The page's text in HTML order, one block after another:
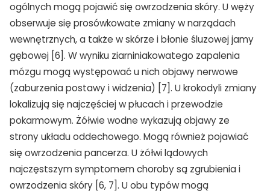
ogólnych mogą pojawić się owrzodzenia skóry. U węży
obserwuje się prosówkowate zmiany w narządach
wewnętrznych, a także w skórze i błonie śluzowej jamy
gębowej [6]. W wyniku ziarniniakowatego zapalenia
mózgu mogą występować u nich objawy nerwowe
(zaburzenia postawy i widzenia) [7]. U krokodyli zmiany
lokalizują się najczęściej w płucach i przewodzie
pokarmowym. Żółwie wodne wykazują objawy ze
strony układu oddechowego. Mogą również pojawiać
się owrzodzenia pancerza. U żółwi lądowych
najczęstszym symptomem choroby są zgrubienia i
owrzodzenia skóry [6, 7]. U obu typów mogą